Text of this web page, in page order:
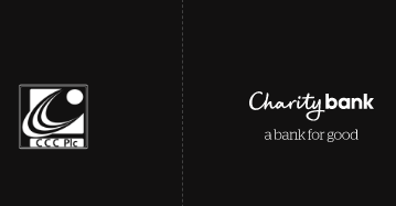
20-plus years together